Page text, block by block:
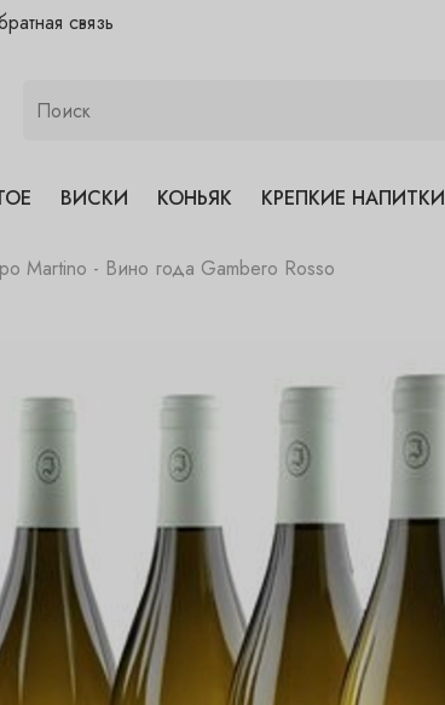
связь
ВИСКИ КОНЬЯК КРЕПКИЕ НАПИТКИ
Martino - Вино года Gambero Rosso